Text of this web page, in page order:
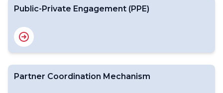
Public-Private Engagement (PPE)
Partner Coordination Mechanism